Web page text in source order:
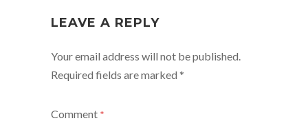
LEAVE A REPLY
Your email address will not be published.
Required fields are marked *
Comment *